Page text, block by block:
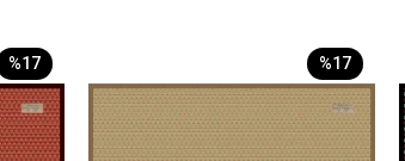
%17 %17